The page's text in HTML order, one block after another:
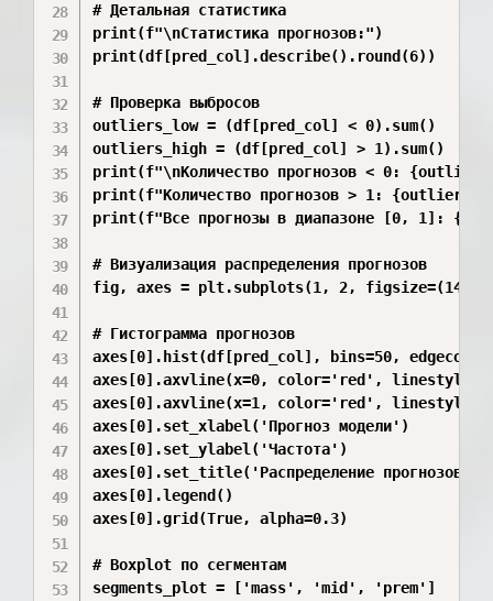
# Детальная статистика
print(f"\nСтатистика прогнозов:")
print(df[pred_col].describe().round(6))
# Проверка выбросов
outliers_low = (df[pred_col] < 0).sum()
outliers_high = (df[pred_col] > 1).sum()
print(f"\nКоличество прогнозов < 0:
print(f"Количество прогнозов > 1:
print(f"Все прогнозы в диапазоне [0, 1]:
# Визуализация распределения прогнозов
fig, axes = plt.subplots(1, 2, figsize=(14,
# Гистограмма прогнозов
axes[0].hist(df[pred_col], bins=50,
axes[0].axvline(x=0, color='red',
axes[0].axvline(x=1, color='red',
axes[0].set_xlabel('Прогноз модели')
axes[0].set_ylabel('Частота')
axes[0].set_title('Распределение прогнозов
axes[0].legend()
axes[0].grid(True, alpha=0.3)
# Boxplot по сегментам
segments_plot = ['mass', 'mid', 'prem']